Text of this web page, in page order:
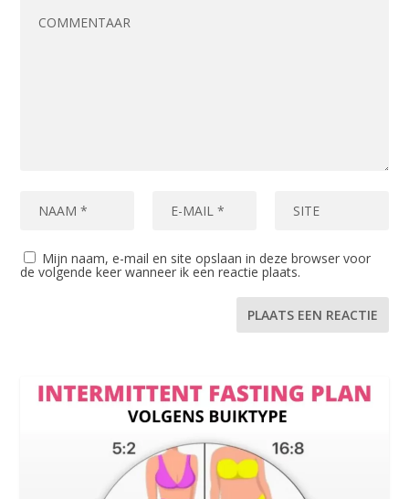
Mijn naam, e-mail en site opslaan in deze browser voor
de volgende keer wanneer ik een reactie plaats.